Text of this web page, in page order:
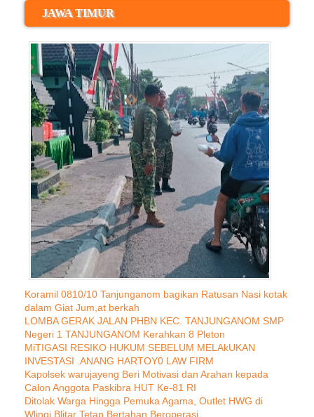
JAWA TIMUR
Koramil 0810/10 Tanjunganom bagikan Ratusan Nasi kotak
dalam Giat Jum,at berkah
LOMBA GERAK JALAN PHBN KEC. TANJUNGANOM SMP
Negeri 1 TANJUNGANOM Kerahkan 8 Pleton
MiTIGASI RESIKO HUKUM SEBELUM MELAkUKAN
INVESTASI .ANANG HARTOY0 LAW FIRM
Kapolsek warujayeng Beri Motivasi dan Arahan kepada
Calon Anggota Paskibra HUT Ke-81 RI
Ditolak Warga Hingga Pemuka Agama, Outlet HWG di
Wlingi Blitar Tetap Bertahan Beroperasi